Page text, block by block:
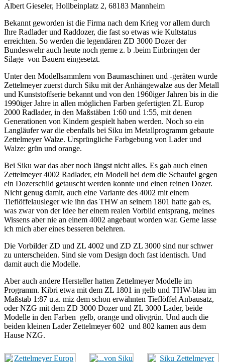
Albert Gieseler, Hollbeinplatz 2, 68183 Mannheim
Bekannt geworden ist die Firma nach dem Krieg vor allem durch
Ihre Radlader und Raddozer, die fast so etwas wie Kultstatus
erreichten. So werden die legendären ZD 3000 Dozer der
Bundeswehr auch heute noch gerne z. b .beim Einbringen der
Silage von Bauern eingesetzt.
Unter den Modellsammlern von Baumaschinen und -geräten wurde
Zettelmeyer zuerst durch Siku mit der Anhängewalze aus der Metall
und Kunststoffserie bekannt und von den 1960iger Jahren bis in die
1990iger Jahre in allen möglichen Farben gefertigten ZL Europ
2000 Radlader, in den Maßstäben 1:60 und 1:55, mit denen
Generationen von Kindern gespielt haben werden. Noch so ein
Langläufer war die ebenfalls bei Siku im Metallprogramm gebaute
Zettelmeyer Walze. Ursprüngliche Farbgebung von Lader und
Walze: grün und orange.
Bei Siku war das aber noch längst nicht alles. Es gab auch einen
Zettelmeyer 4002 Radlader, ein Modell bei dem die Schaufel gegen
ein Dozerschild getauscht werden konnte und einen reinen Dozer.
Nicht genug damit, auch eine Variante des 4002 mit einem
Tieflöffelausleger wie ihn das THW an seinem 1801 hatte gab es,
was zwar von der Idee her einem realen Vorbild entsprang, meines
Wissens aber nie an einem 4002 angebaut worden war. Gerne lasse
ich mich aber eines besseren belehren.
Die Vorbilder ZD und ZL 4002 und ZD ZL 3000 sind nur schwer
zu unterscheiden. Sind sie vom Design doch fast identisch. Und
damit auch die Modelle.
Aber auch andere Hersteller hatten Zettelmeyer Modelle im
Programm. Kibri etwa mit dem ZL 1801 in gelb und THW-blau im
Maßstab 1:87 u.a. miz dem schon erwähnten Tieflöffel Anbausatz,
oder NZG mit dem ZD 3000 Dozer und ZL 3000 Lader, beide
Modelle in den Farben gelb, orange und olivgrün. Und auch die
beiden kleinen Lader Zettelmeyer 602 und 802 kamen aus dem
Hause NZG.